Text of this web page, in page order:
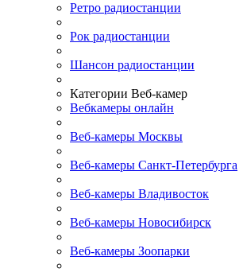
Ретро радиостанции
Рок радиостанции
Шансон радиостанции
Категории Веб-камер
Вебкамеры онлайн
Веб-камеры Москвы
Веб-камеры Санкт-Петербурга
Веб-камеры Владивосток
Веб-камеры Новосибирск
Веб-камеры Зоопарки